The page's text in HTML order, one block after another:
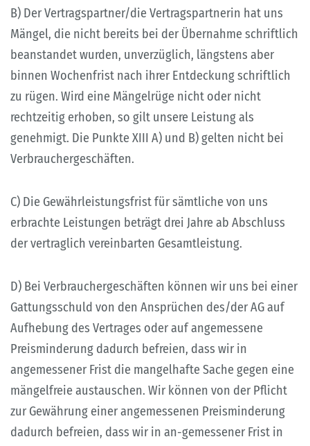
B) Der Vertragspartner/die Vertragspartnerin hat uns
Mängel, die nicht bereits bei der Übernahme schriftlich
beanstandet wurden, unverzüglich, längstens aber
binnen Wochenfrist nach ihrer Entdeckung schriftlich
zu rügen. Wird eine Mängelrüge nicht oder nicht
rechtzeitig erhoben, so gilt unsere Leistung als
genehmigt. Die Punkte XIII A) und B) gelten nicht bei
Verbrauchergeschäften.
C) Die Gewährleistungsfrist für sämtliche von uns
erbrachte Leistungen beträgt drei Jahre ab Abschluss
der vertraglich vereinbarten Gesamtleistung.
D) Bei Verbrauchergeschäften können wir uns bei einer
Gattungsschuld von den Ansprüchen des/der AG auf
Aufhebung des Vertrages oder auf angemessene
Preisminderung dadurch befreien, dass wir in
angemessener Frist die mangelhafte Sache gegen eine
mängelfreie austauschen. Wir können von der Pflicht
zur Gewährung einer angemessenen Preisminderung
dadurch befreien, dass wir in an-gemessener Frist in